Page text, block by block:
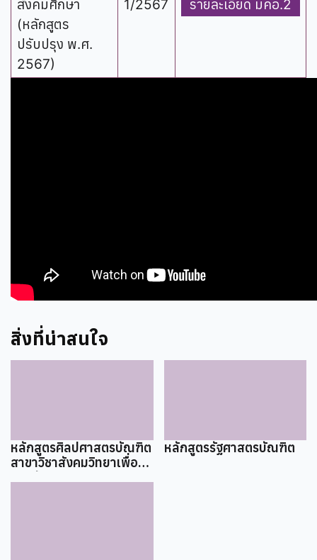
สังคมศึกษา
(หลักสูตร
ปรับปรุง พ.ศ.
2567)
1/2567 รายละเอียด มคอ.2
สิ่งที่น่าสนใจ
หลักสูตรศิลปศาสตรบัณฑิต
สาขาวิชาสังคมวิทยาเพื่อ
หลักสูตรรัฐศาสตรบัณฑิต